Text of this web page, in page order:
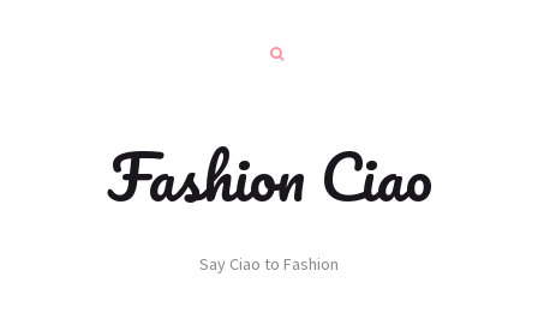
Fashion Ciao
Say Ciao to Fashion